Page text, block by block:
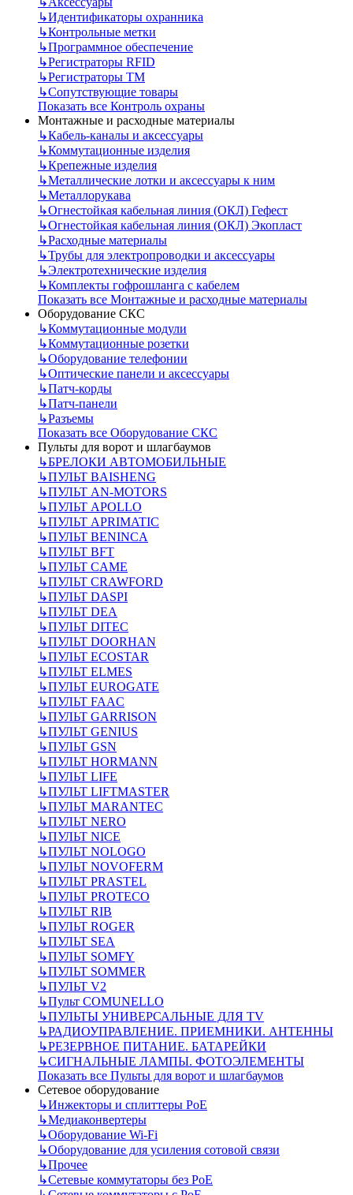
↳Идентификаторы охранника
↳Контрольные метки
↳Программное обеспечение
↳Регистраторы RFID
↳Регистраторы ТМ
↳Сопутствующие товары
Показать все Контроль охраны
Монтажные и расходные материалы
↳Кабель-каналы и аксессуары
↳Коммутационные изделия
↳Крепежные изделия
↳Металлические лотки и аксессуары к ним
↳Металлорукава
↳Огнестойкая кабельная линия (ОКЛ) Гефест
↳Огнестойкая кабельная линия (ОКЛ) Экопласт
↳Расходные материалы
↳Трубы для электропроводки и аксессуары
↳Электротехнические изделия
↳Комплекты гофрошланга с кабелем
Показать все Монтажные и расходные материалы
Оборудование СКС
↳Коммутационные модули
↳Коммутационные розетки
↳Оборудование телефонии
↳Оптические панели и аксессуары
↳Патч-корды
↳Патч-панели
↳Разъемы
Показать все Оборудование СКС
Пульты для ворот и шлагбаумов
↳БРЕЛОКИ АВТОМОБИЛЬНЫЕ
↳ПУЛЬТ BAISHENG
↳ПУЛЬТ AN-MOTORS
↳ПУЛЬТ APOLLO
↳ПУЛЬТ APRIMATIC
↳ПУЛЬТ BENINCA
↳ПУЛЬТ BFT
↳ПУЛЬТ CAME
↳ПУЛЬТ CRAWFORD
↳ПУЛЬТ DASPI
↳ПУЛЬТ DEA
↳ПУЛЬТ DITEC
↳ПУЛЬТ DOORHAN
↳ПУЛЬТ ECOSTAR
↳ПУЛЬТ ELMES
↳ПУЛЬТ EUROGATE
↳ПУЛЬТ FAAC
↳ПУЛЬТ GARRISON
↳ПУЛЬТ GENIUS
↳ПУЛЬТ GSN
↳ПУЛЬТ HORMANN
↳ПУЛЬТ LIFE
↳ПУЛЬТ LIFTMASTER
↳ПУЛЬТ MARANTEC
↳ПУЛЬТ NERO
↳ПУЛЬТ NICE
↳ПУЛЬТ NOLOGO
↳ПУЛЬТ NOVOFERM
↳ПУЛЬТ PRASTEL
↳ПУЛЬТ PROTECO
↳ПУЛЬТ RIB
↳ПУЛЬТ ROGER
↳ПУЛЬТ SEA
↳ПУЛЬТ SOMFY
↳ПУЛЬТ SOMMER
↳ПУЛЬТ V2
↳Пульт СOMUNELLO
↳ПУЛЬТЫ УНИВЕРСАЛЬНЫЕ ДЛЯ TV
↳РАДИОУПРАВЛЕНИЕ. ПРИЕМНИКИ. АНТЕННЫ
↳РЕЗЕРВНОЕ ПИТАНИЕ. БАТАРЕЙКИ
↳СИГНАЛЬНЫЕ ЛАМПЫ. ФОТОЭЛЕМЕНТЫ
Показать все Пульты для ворот и шлагбаумов
Сетевое оборудование
↳Инжекторы и сплиттеры РоЕ
↳Медиаконвертеры
↳Оборудование Wi-Fi
↳Оборудование для усиления сотовой связи
↳Прочее
↳Сетевые коммутаторы без РоЕ